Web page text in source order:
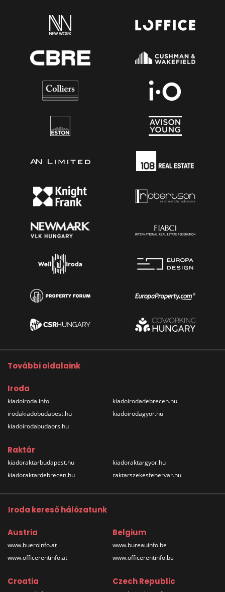
További oldalaink
Iroda
kiadoiroda.info
irodakiadobudapest.hu
kiadoirodabudaors.hu
kiadoirodadebrecen.hu
kiadoirodagyor.hu
Raktár
kiadoraktarbudapest.hu
kiadoraktardebrecen.hu
kiadoraktargyor.hu
raktarszekesfehervar.hu
Iroda kereső hálózatunk
Austria
www.bueroinfo.at
www.officerentinfo.at
Belgium
www.bureauinfo.be
www.officerentinfo.be
Croatia Czech Republic